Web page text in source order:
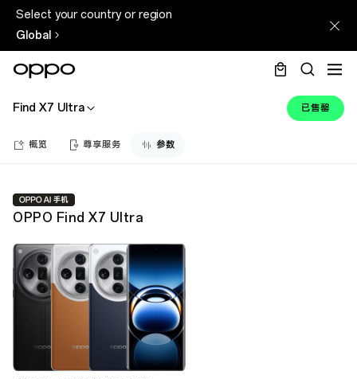
Select your country or region
Global
Find X7 Ultra 已售罄
概览 尊享服务 参数
OPPO Find X7 Ultra